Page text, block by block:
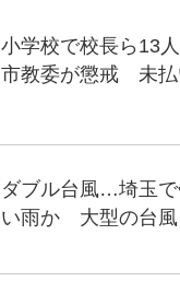
小学校で校長ら13
市教委が懲戒 未払
ダブル台風…埼玉で
い雨か 大型の台風